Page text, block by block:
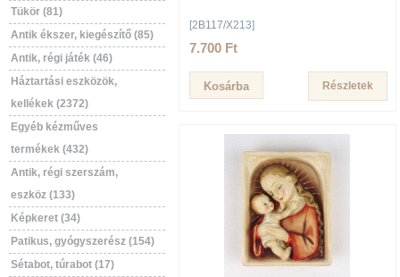
Tükör (81)
Antik ékszer, kiegészítő (85)
Antik, régi játék (46)
Háztartási eszközök,
kellékek (2372)
Egyéb kézműves
termékek (432)
Antik, régi szerszám,
eszköz (133)
Képkeret (34)
Patikus, gyógyszerész (154)
Sétabot, túrabot (17)
[2B117/X213]
7.700 Ft
Részletek